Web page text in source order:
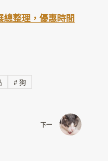
總整理，優惠時間
# 狗
下一